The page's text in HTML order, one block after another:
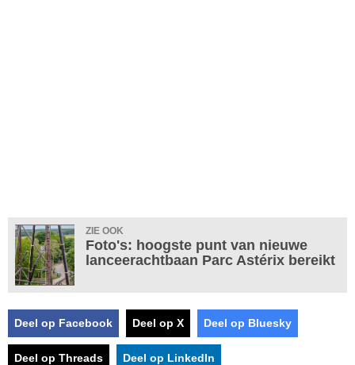
ZIE OOK
Foto's: hoogste punt van nieuwe
lanceerachtbaan Parc Astérix bereikt
Deel op Facebook Deel op X Deel op Bluesky
Deel op Threads Deel op LinkedIn